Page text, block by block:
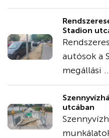
Stadion
autósok a
megállási
utcában